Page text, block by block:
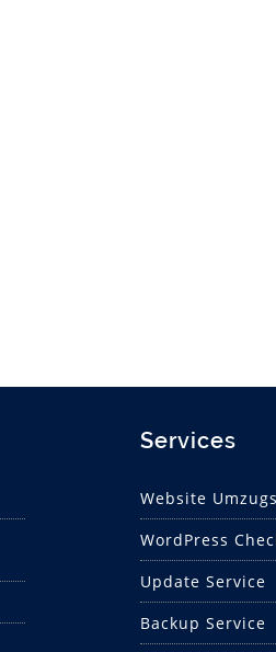
Services
Website
WordPress
Update Service
Backup Service